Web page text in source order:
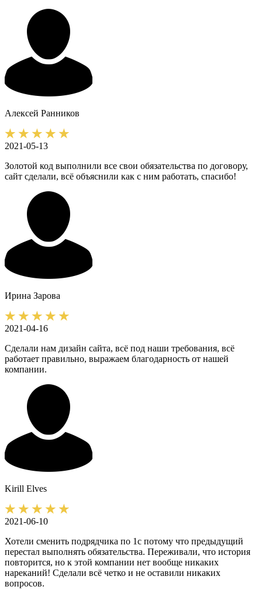
Алексей Ранников
2021-05-13
Золотой код выполнили все свои обязательства по договору,
сайт сделали, всё объяснили как с ним работать, спасибо!
Ирина Зарова
2021-04-16
Сделали нам дизайн сайта, всё под наши требования, всё
работает правильно, выражаем благодарность от нашей
компании.
Kirill Elves
2021-06-10
Хотели сменить подрядчика по 1с потому что предыдущий
перестал выполнять обязательства. Переживали, что история
повторится, но к этой компании нет вообще никаких
нареканий! Сделали всё четко и не оставили никаких
вопросов.